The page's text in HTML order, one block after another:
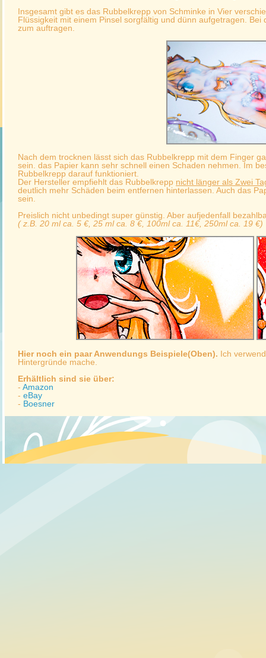
Insgesamt gibt es das Rubbelkrepp von Schminke in Vier
Flüssigkeit mit einem Pinsel sorgfältig und dünn aufgetragen.
zum auftragen.
Nach dem trocknen lässt sich das Rubbelkrepp mit dem Finger
sein. das Papier kann sehr schnell einen Schaden nehmen. Im
Rubbelkrepp darauf funktioniert.
Der Hersteller empfiehlt das Rubbelkrepp nicht länger als Zwei
deutlich mehr Schäden beim entfernen hinterlassen. Auch das
sein.
Preislich nicht unbedingt super günstig. Aber aufjedenfall
( z.B. 20 ml ca. 5 €, 25 ml ca. 8 €, 100ml ca. 11€, 250ml ca. 19 €)
Hier noch ein paar Anwendungs Beispiele(Oben). Ich
Hintergründe mache.
Erhältlich sind sie über:
- Amazon
- eBay
- Boesner